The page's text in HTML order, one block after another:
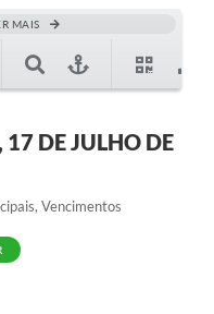
MAIS
DE JULHO DE
Vencimentos